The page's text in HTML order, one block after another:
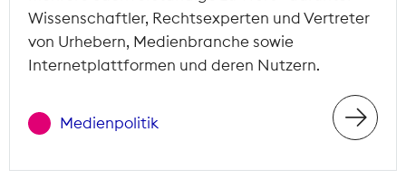
Wissenschaftler, Rechtsexperten und Vertreter
von Urhebern, Medienbranche sowie
Internetplattformen und deren Nutzern.
Medienpolitik